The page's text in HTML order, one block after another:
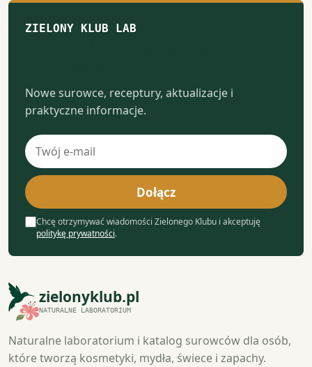
ZIELONY KLUB LAB
Nowe surowce, receptury, aktualizacje i
praktyczne informacje.
Adres
e-
mail
Dołącz
Chcę otrzymywać wiadomości Zielonego Klubu i akceptuję
politykę prywatności.
zielonyklub.pl
NATURALNE LABORATORIUM
Naturalne laboratorium i katalog surowców dla osób,
które tworzą kosmetyki, mydła, świece i zapachy.